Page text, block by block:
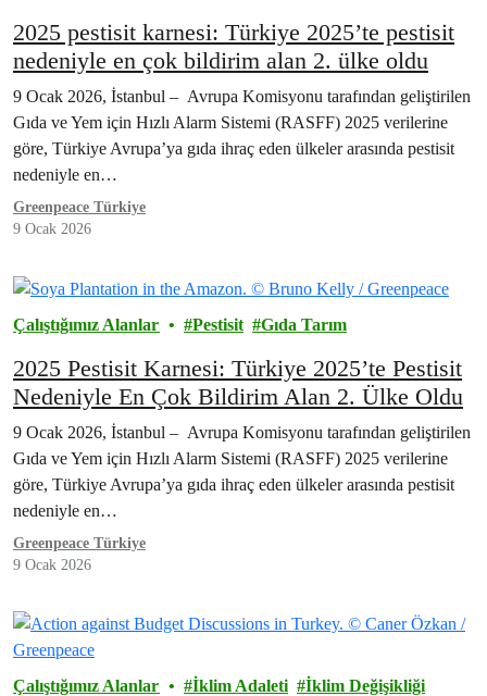
2025 pestisit karnesi: Türkiye 2025’te pestisit
nedeniyle en çok bildirim alan 2. ülke oldu
9 Ocak 2026, İstanbul – Avrupa Komisyonu tarafından geliştirilen
Gıda ve Yem için Hızlı Alarm Sistemi (RASFF) 2025 verilerine
göre, Türkiye Avrupa’ya gıda ihraç eden ülkeler arasında pestisit
nedeniyle en…
Greenpeace Türkiye
9 Ocak 2026
Çalıştığımız Alanlar Pestisit Gıda Tarım
2025 Pestisit Karnesi: Türkiye 2025’te Pestisit
Nedeniyle En Çok Bildirim Alan 2. Ülke Oldu
9 Ocak 2026, İstanbul – Avrupa Komisyonu tarafından geliştirilen
Gıda ve Yem için Hızlı Alarm Sistemi (RASFF) 2025 verilerine
göre, Türkiye Avrupa’ya gıda ihraç eden ülkeler arasında pestisit
nedeniyle en…
Greenpeace Türkiye
9 Ocak 2026
Çalıştığımız Alanlar İklim Adaleti İklim Değişikliği